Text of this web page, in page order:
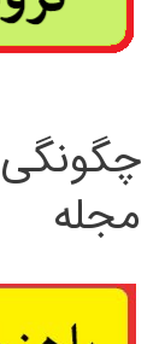
مجله